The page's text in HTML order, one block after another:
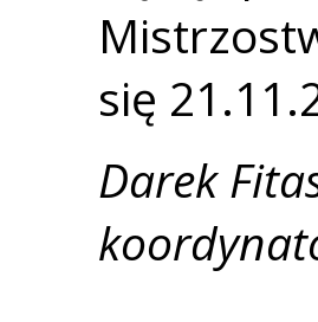
się
Darek